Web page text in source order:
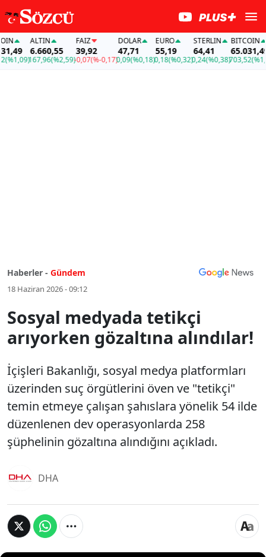
ALTIN
6.660,55
167,96(%2,59)
FAİZ
39,92
-0,07(%-0,17)
DOLAR
47,71
0,09(%0,18)
EURO
55,19
0,18(%0,32)
STERLIN
64,41
0,24(%0,38)
BITCOIN
65.031,49
703,52
Haberler - Gündem
18 Haziran 2026 - 09:12
Sosyal medyada tetikçi
arıyorken gözaltına alındılar!
İçişleri Bakanlığı, sosyal medya platformları
üzerinden suç örgütlerini öven ve "tetikçi"
temin etmeye çalışan şahıslara yönelik 54 ilde
düzenlenen dev operasyonlarda 258
şüphelinin gözaltına alındığını açıkladı.
DHA